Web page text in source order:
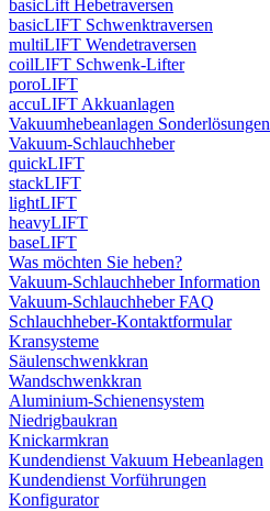
basicLift Hebetraversen
basicLIFT Schwenktraversen
multiLIFT Wendetraversen
coilLIFT Schwenk-Lifter
poroLIFT
accuLIFT Akkuanlagen
Vakuumhebeanlagen Sonderlösungen
Vakuum-Schlauchheber
quickLIFT
stackLIFT
lightLIFT
heavyLIFT
baseLIFT
Was möchten Sie heben?
Vakuum-Schlauchheber Information
Vakuum-Schlauchheber FAQ
Schlauchheber-Kontaktformular
Kransysteme
Säulenschwenkkran
Wandschwenkkran
Aluminium-Schienensystem
Niedrigbaukran
Knickarmkran
Kundendienst Vakuum Hebeanlagen
Kundendienst Vorführungen
Konfigurator